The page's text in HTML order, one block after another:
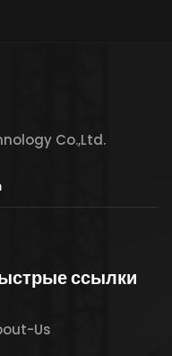
Co.,Ltd.
ссылки
Us